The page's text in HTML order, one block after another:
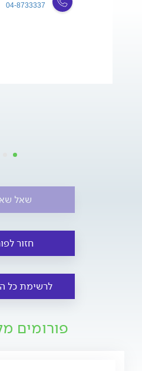
04-8733337
שאל
חזור
לרשימת כל
פורומים